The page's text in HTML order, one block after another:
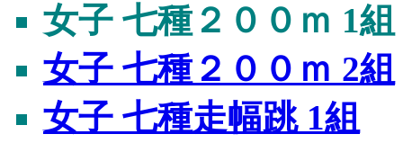
女子 七種２００ｍ 1組
女子 七種２００ｍ 2組
女子 七種走幅跳 1組